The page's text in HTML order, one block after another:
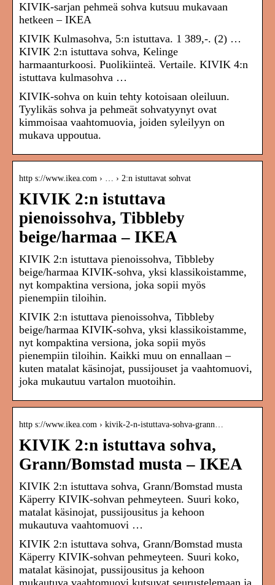
KIVIK-sarjan pehmeä sohva kutsuu mukavaan
hetkeen – IKEA
KIVIK Kulmasohva, 5:n istuttava. 1 389,-. (2) …
KIVIK 2:n istuttava sohva, Kelinge
harmaanturkoosi. Puolikiinteä. Vertaile. KIVIK 4:n
istuttava kulmasohva …
KIVIK-sohva on kuin tehty kotoisaan oleiluun.
Tyylikäs sohva ja pehmeät sohvatyynyt ovat
kimmoisaa vaahtomuovia, joiden syleilyyn on
mukava uppoutua.
http s://www.ikea.com › … › 2:n istuttavat sohvat
KIVIK 2:n istuttava
pienoissohva, Tibbleby
beige/harmaa – IKEA
KIVIK 2:n istuttava pienoissohva, Tibbleby
beige/harmaa KIVIK-sohva, yksi klassikoistamme,
nyt kompaktina versiona, joka sopii myös
pienempiin tiloihin.
KIVIK 2:n istuttava pienoissohva, Tibbleby
beige/harmaa KIVIK-sohva, yksi klassikoistamme,
nyt kompaktina versiona, joka sopii myös
pienempiin tiloihin. Kaikki muu on ennallaan –
kuten matalat käsinojat, pussijouset ja vaahtomuovi,
joka mukautuu vartalon muotoihin.
http s://www.ikea.com › kivik-2-n-istuttava-sohva-grann…
KIVIK 2:n istuttava sohva,
Grann/Bomstad musta – IKEA
KIVIK 2:n istuttava sohva, Grann/Bomstad musta
Käperry KIVIK-sohvan pehmeyteen. Suuri koko,
matalat käsinojat, pussijousitus ja kehoon
mukautuva vaahtomuovi …
KIVIK 2:n istuttava sohva, Grann/Bomstad musta
Käperry KIVIK-sohvan pehmeyteen. Suuri koko,
matalat käsinojat, pussijousitus ja kehoon